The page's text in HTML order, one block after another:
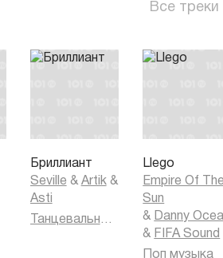
Все треки
Бриллиант
Seville & Artik &
Asti
Танцевальная музыка
Llego
Empire Of
Sun
& Danny
& FIFA Sound
Поп музыка